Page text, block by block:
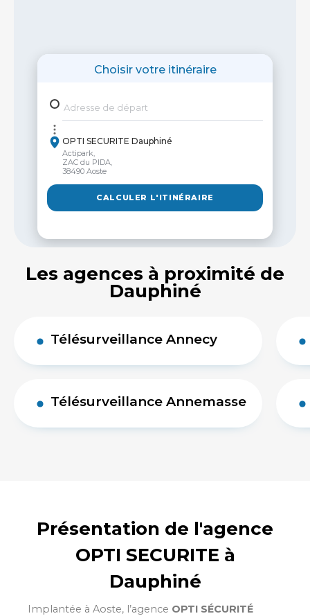
Choisir votre itinéraire
Adresse de départ
OPTI SECURITE Dauphiné
Actipark,
ZAC du PIDA,
38490 Aoste
CALCULER L'ITINÉRAIRE
Les agences à proximité de
Dauphiné
Télésurveillance Annecy
Télésurveillance Annemasse
Présentation de l'agence
OPTI SECURITE à
Dauphiné
Implantée à Aoste, l’agence OPTI SÉCURITÉ